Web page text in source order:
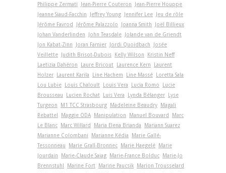
Philippe Zermati
Jean-Pierre Couteron
Jean-Pierre Houppe
Jeanne Siaud-Facchin
Jeffrey Young Jennifer Lee Jeu de rôle
Jérôme Favrod
Jérôme Palazzolo Joanna Smith
Joël Billieux
Johan Vanderlinden
John Teasdale Jolande van de Griendt
Jon Kabat-Zinn
Joran Farnier Jordi Quoidbach
Josée
Veillette Judith Brisot-Dubois Kelly Wilson
Kristin Neff
Laetizia Dahéron
Laure Bricout Laurence Kern
Laurent
Holzer Laurent Karila Line Hachem Line Massé Loretta Sala
Lou Lubie Louis Chaloult Louis Vera Lucia Romo
Lucie
Brousseau
Lucien Rochat Luis Vera Lynda Bélanger Lyse
Turgeon
M1 TCC Strasbourg Madeleine Beaudry Magali
Rebattel
Maggie ODA Manipulation Manuel Bouvard
Marc
Le Blanc Marc Willard Maria Elena Brianda
Mariann Suarez
Marianne Colombani
Marianne Kédia
Marie Gallé-
Tessonneau
Marie Grall-Bronnec Marie Haegelé Marie
Jourdain
Marie-Claude Saiag Marie-France Bolduc Marie-Jo
Brennstuhl
Marine Fort Marine Paucsik Marion Trousselard